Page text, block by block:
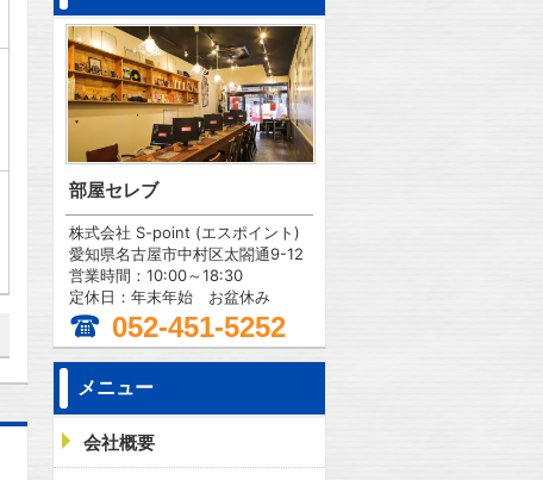
お問合わせ
部屋セレブ
株式会社 S-point (エスポイント)
愛知県名古屋市中村区太閤通9-12
営業時間：10:00～18:30
定休日：年末年始 お盆休み
052-451-5252
メニュー
会社概要